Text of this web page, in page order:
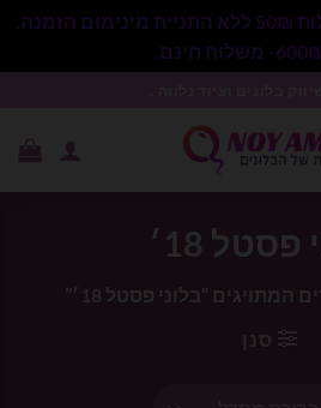
משלוחים לכל הארץ בעלות 50₪ ללא התניית מינימום הזמנה.
פסטל 18׳
המתויגים “בלוני פסטל 18׳”
סנן